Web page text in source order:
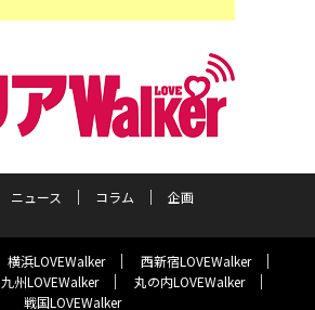
ニュース コラム 企画
横浜LOVEWalker
西新宿LOVEWalker
九州LOVEWalker
丸の内LOVEWalker
戦国LOVEWalker